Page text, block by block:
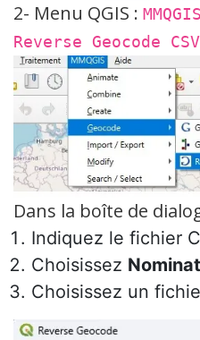
2- Menu QGIS :
Reverse Geocode
Dans la boîte de
Indiquez le fichier
Choisissez
Choisissez un